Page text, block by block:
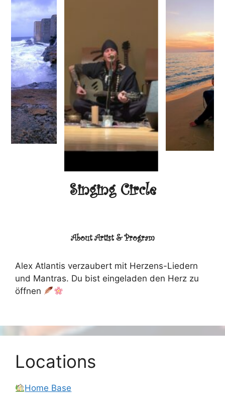
Singing Circle
About Artist & Program
Alex Atlantis verzaubert mit Herzens-Liedern
und Mantras. Du bist eingeladen den Herz zu
öffnen
Locations
Home Base